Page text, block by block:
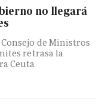
no llegará
de Ministros
retrasa la
Ceuta